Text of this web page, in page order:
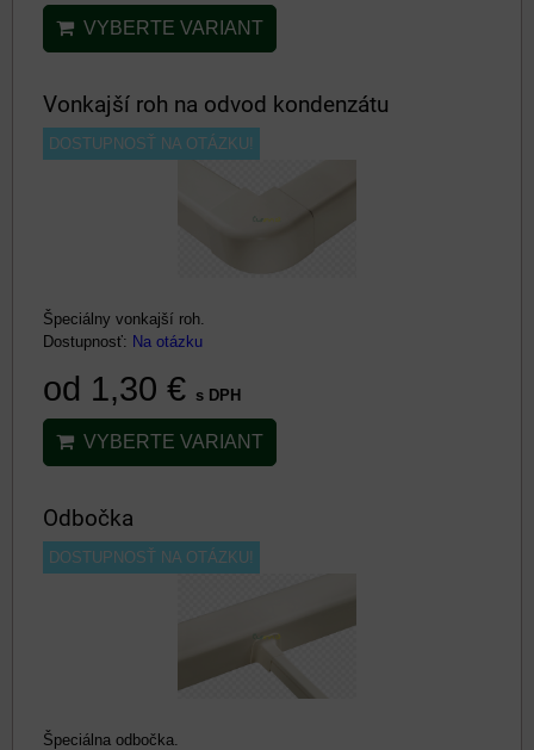
VYBERTE VARIANT
Vonkajší roh na odvod kondenzátu
DOSTUPNOSŤ NA OTÁZKU!
Špeciálny vonkajší roh.
Dostupnosť: Na otázku
od 1,30 € s DPH
VYBERTE VARIANT
Odbočka
DOSTUPNOSŤ NA OTÁZKU!
Špeciálna odbočka.